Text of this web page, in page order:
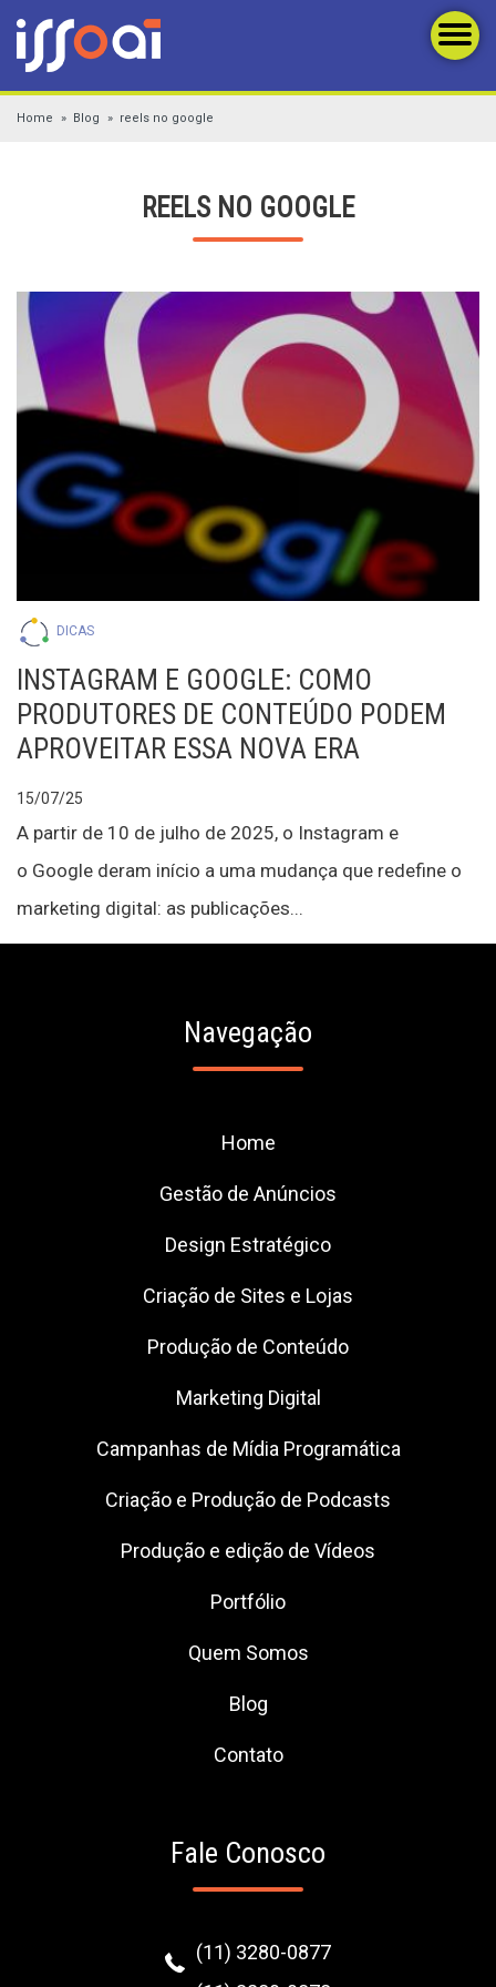
Home Blog reels no google
REELS NO GOOGLE
DICAS
INSTAGRAM E GOOGLE: COMO
PRODUTORES DE CONTEÚDO PODEM
APROVEITAR ESSA NOVA ERA
15/07/25
A partir de 10 de julho de 2025, o Instagram e
o Google deram início a uma mudança que redefine o
marketing digital: as publicações...
Navegação
Home
Gestão de Anúncios
Design Estratégico
Criação de Sites e Lojas
Produção de Conteúdo
Marketing Digital
Campanhas de Mídia Programática
Criação e Produção de Podcasts
Produção e edição de Vídeos
Portfólio
Quem Somos
Blog
Contato
Fale Conosco
(11) 3280-0877